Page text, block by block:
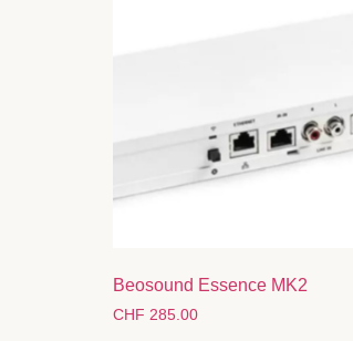
Beosound Essence MK2
CHF 285.00